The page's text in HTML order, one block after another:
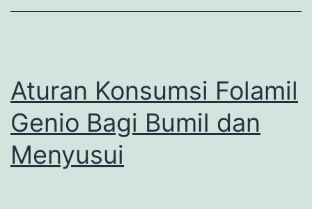
Aturan Konsumsi Folamil
Genio Bagi Bumil dan
Menyusui